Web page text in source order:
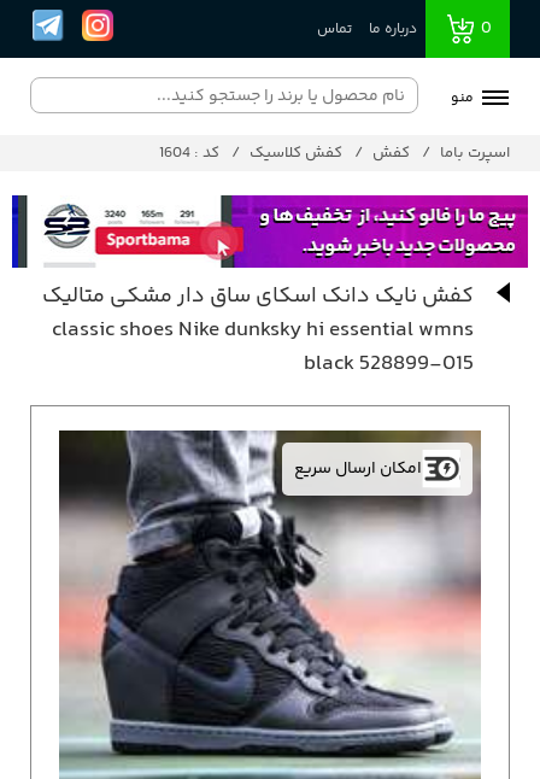
0 درباره ما تماس
منو
اسپرت باما کفش کفش کلاسیک کد : 1604
کفش نایک دانک اسکای ساق دار مشکی متالیک
classic shoes Nike dunksky hi essential wmns
black 528899-015
امکان ارسال سریع